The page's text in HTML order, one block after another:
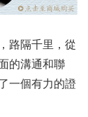
路隔千里，從
的溝通和聯
一個有力的證